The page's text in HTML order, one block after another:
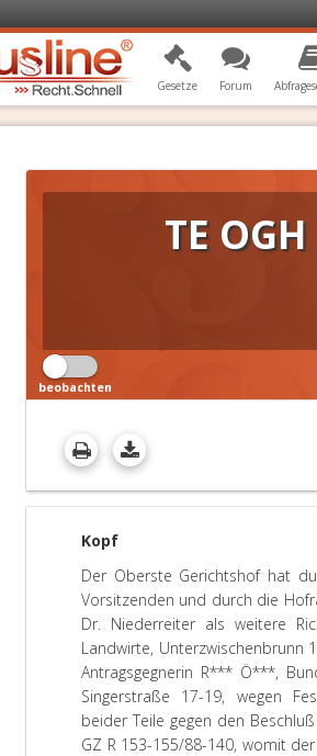
Gesetze Forum
TE
beobachten
Kopf
Der Oberste Gerichtshof hat
Vorsitzenden und durch die
Dr. Niederreiter als weitere
Landwirte, Unterzwischenbrunn
Antragsgegnerin R*** Ö***,
Singerstraße 17-19, wegen
beider Teile gegen den
GZ R 153-155/88-140, womit